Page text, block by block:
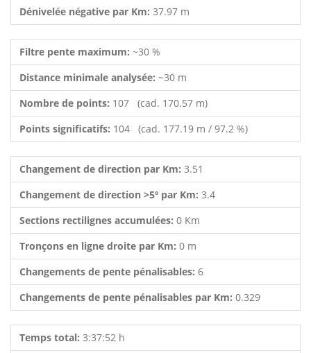
Dénivelée négative par Km: 37.97 m
Filtre pente maximum: ~30 %
Distance minimale analysée: ~30 m
Nombre de points: 107 (cad. 170.57 m)
Points significatifs: 104 (cad. 177.19 m / 97.2 %)
Changement de direction par Km: 3.51
Changement de direction >5º par Km: 3.4
Sections rectilignes accumulées: 0 Km
Tronçons en ligne droite par Km: 0 m
Changements de pente pénalisables: 6
Changements de pente pénalisables par Km: 0.329
Temps total: 3:37:52 h